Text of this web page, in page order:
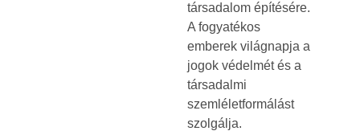
társadalom építésére.
A fogyatékos
emberek világnapja a
jogok védelmét és a
társadalmi
szemléletformálást
szolgálja.